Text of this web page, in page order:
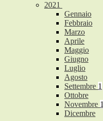
2021
Gennaio
Febbraio
Marzo
Aprile
Maggio
Giugno
Luglio
Agosto
Settembre 1
Ottobre
Novembre 1
Dicembre